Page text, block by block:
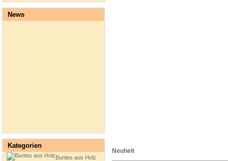
Neuheit
News
Kategorien
Buntes aus Holz